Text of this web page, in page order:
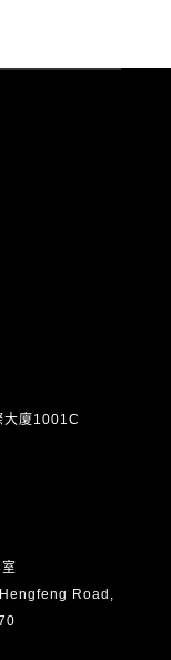
大廈1001C
Road,